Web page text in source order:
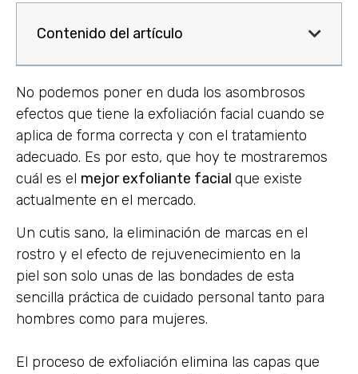
Contenido del artículo
No podemos poner en duda los asombrosos
efectos que tiene la exfoliación facial cuando se
aplica de forma correcta y con el tratamiento
adecuado. Es por esto, que hoy te mostraremos
cuál es el mejor exfoliante facial que existe
actualmente en el mercado.
Un cutis sano, la eliminación de marcas en el
rostro y el efecto de rejuvenecimiento en la
piel son solo unas de las bondades de esta
sencilla práctica de cuidado personal tanto para
hombres como para mujeres.
El proceso de exfoliación elimina las capas que